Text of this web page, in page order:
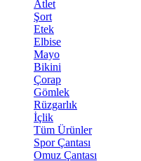
Atlet
Şort
Etek
Elbise
Mayo
Bikini
Çorap
Gömlek
Rüzgarlık
İçlik
Tüm Ürünler
Spor Çantası
Omuz Çantası